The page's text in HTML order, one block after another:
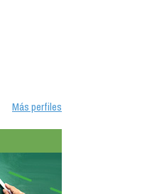
Más perfiles